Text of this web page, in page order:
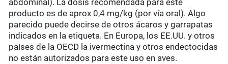
abdominal). La dosis recomendada para este
producto es de aprox 0,4 mg/kg (por vía oral). Algo
parecido puede decirse de otros ácaros y garrapatas
indicados en la etiqueta. En Europa, los EE.UU. y otros
países de la OECD la ivermectina y otros endectocidas
no están autorizados para este uso en aves.